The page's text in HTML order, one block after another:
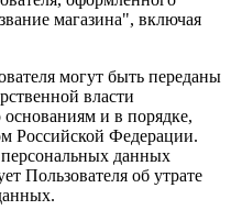
магазина", включая
могут быть переданы
власти
и в порядке,
Российской Федерации.
данных
Пользователя об утрате